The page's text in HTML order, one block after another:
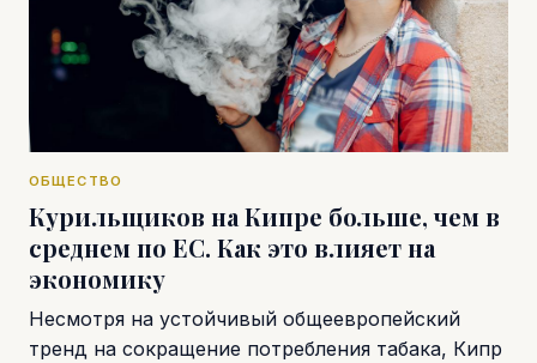
ОБЩЕСТВО
Курильщиков на Кипре больше, чем в
среднем по ЕС. Как это влияет на
экономику
Несмотря на устойчивый общеевропейский
тренд на сокращение потребления табака, Кипр